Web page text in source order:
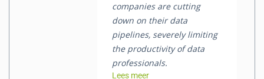
companies are cutting
down on their data
pipelines, severely limiting
the productivity of data
professionals.
Lees meer